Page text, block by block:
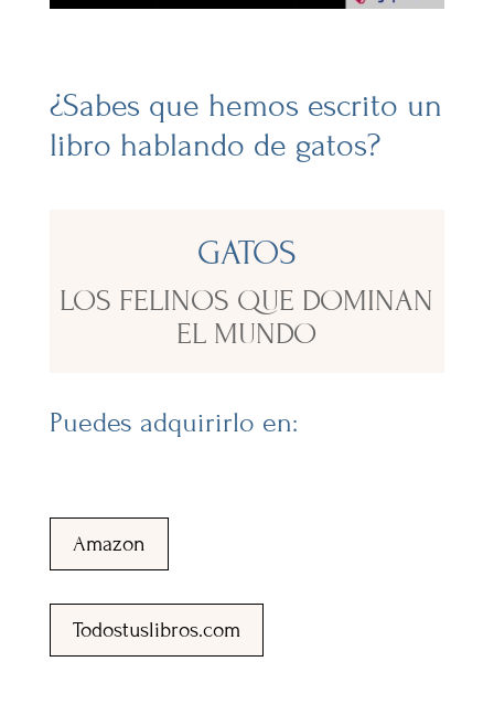
¿Sabes que hemos escrito un
libro hablando de gatos?
GATOS
LOS FELINOS QUE DOMINAN
EL MUNDO
Puedes adquirirlo en:
Amazon
Todostuslibros.com